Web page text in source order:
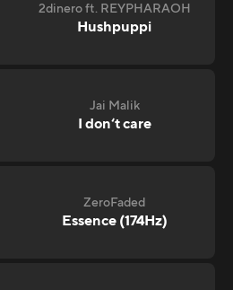
2dinero ft. REYPHARAOH
Hushpuppi
Jai Malik
I don‘t care
ZeroFaded
Essence (174Hz)